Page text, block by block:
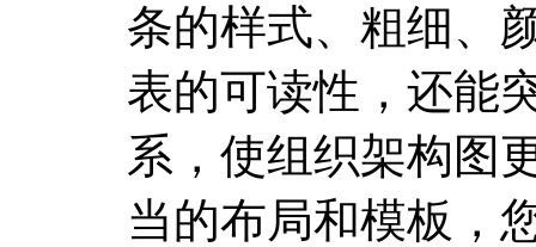
条的样式、粗细、
表的可读性，还能
系，使组织架构图
当的布局和模板，